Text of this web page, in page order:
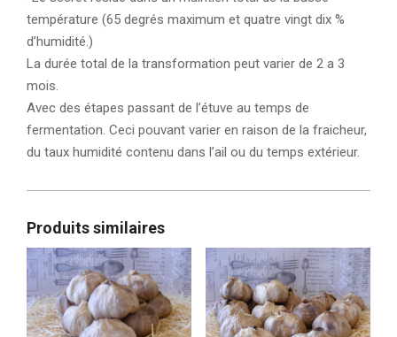
température (65 degrés maximum et quatre vingt dix %
d’humidité.)
La durée total de la transformation peut varier de 2 a 3
mois.
Avec des étapes passant de l’étuve au temps de
fermentation. Ceci pouvant varier en raison de la fraicheur,
du taux humidité contenu dans l’ail ou du temps extérieur.
Produits similaires